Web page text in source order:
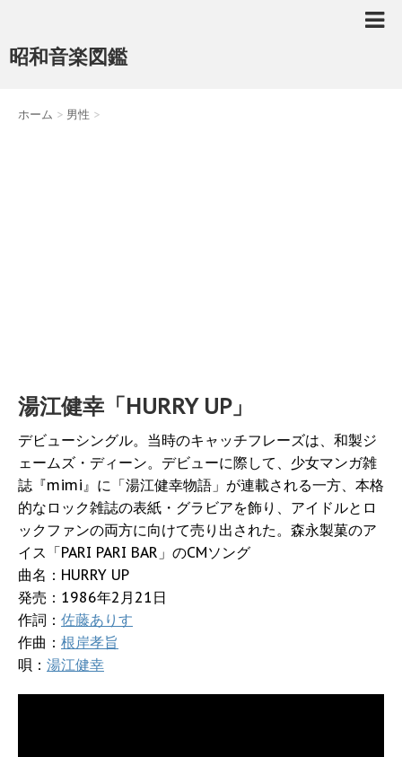
昭和音楽図鑑
ホーム > 男性 >
湯江健幸「HURRY UP」
デビューシングル。当時のキャッチフレーズは、和製ジ
ェームズ・ディーン。デビューに際して、少女マンガ雑
誌『mimi』に「湯江健幸物語」が連載される一方、本格
的なロック雑誌の表紙・グラビアを飾り、アイドルとロ
ックファンの両方に向けて売り出された。森永製菓のア
イス「PARI PARI BAR」のCMソング
曲名：HURRY UP
発売：1986年2月21日
作詞： 佐藤ありす
作曲： 根岸孝旨
唄： 湯江健幸